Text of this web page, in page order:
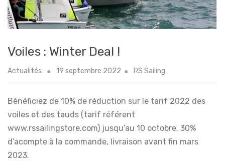
Voiles : Winter Deal !
Actualités 19 septembre 2022 RS Sailing
Bénéficiez de 10% de réduction sur le tarif 2022 des
voiles et des tauds (tarif référent
www.rssailingstore.com) jusqu’au 10 octobre. 30%
d’acompte à la commande, livraison avant fin mars
2023.